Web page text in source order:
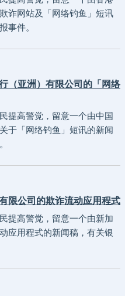
诈网站及「网络钓鱼」短讯
事件。
（亚洲）有限公司的「网络
提高警觉，留意一个由中国
于「网络钓鱼」短讯的新闻
限公司的欺诈流动应用程式
提高警觉，留意一个由新加
应用程式的新闻稿，有关银